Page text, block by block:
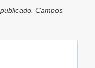
Campos